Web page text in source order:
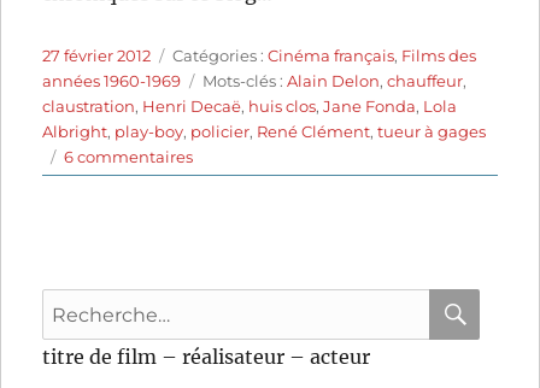
Publié
le
27 février 2012 Catégories
Catégories :Cinéma français, Films des
années 1960-1969
Étiquettes
Mots-clés :Alain Delon,chauffeur,
claustration, Henri Decaë, huis clos,Jane Fonda, Lola
Albright, play-boy, policier, René Clément,tueur à gages
6 commentairessur
Les
Recherche
pour
titre de film – réalisateur – acteur